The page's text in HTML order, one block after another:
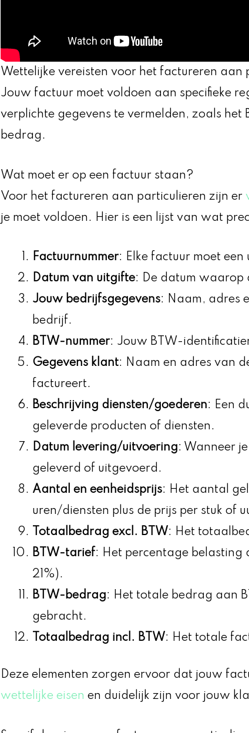
Wettelijke vereisten voor het factureren aan
Jouw factuur moet voldoen aan specifieke
verplichte gegevens te vermelden, zoals het
bedrag.
Wat moet er op een factuur staan?
Voor het factureren aan particulieren zijn er
je moet voldoen. Hier is een lijst van wat
Factuurnummer: Elke factuur moet een
Datum van uitgifte: De datum waarop
Jouw bedrijfsgegevens: Naam, adres
bedrijf.
BTW-nummer: Jouw BTW-
Gegevens klant: Naam en adres van
factureert.
Beschrijving diensten/goederen: Een
geleverde producten of diensten.
Datum levering/uitvoering: Wanneer
geleverd of uitgevoerd.
Aantal en eenheidsprijs: Het aantal
uren/diensten plus de prijs per stuk of
Totaalbedrag excl. BTW: Het
BTW-tarief: Het percentage
21%).
BTW-bedrag: Het totale bedrag aan
gebracht.
Totaalbedrag incl. BTW: Het totale
Deze elementen zorgen ervoor dat jouw
wettelijke eisen en duidelijk zijn voor jouw